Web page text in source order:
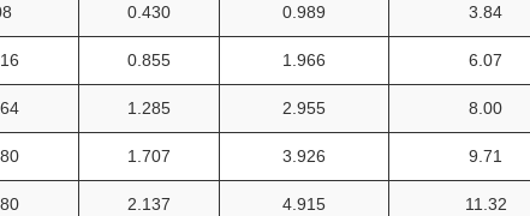
0.430 0.989 3.84
0.855 1.966 6.07
1.285 2.955 8.00
1.707 3.926 9.71
2.137 4.915 11.32